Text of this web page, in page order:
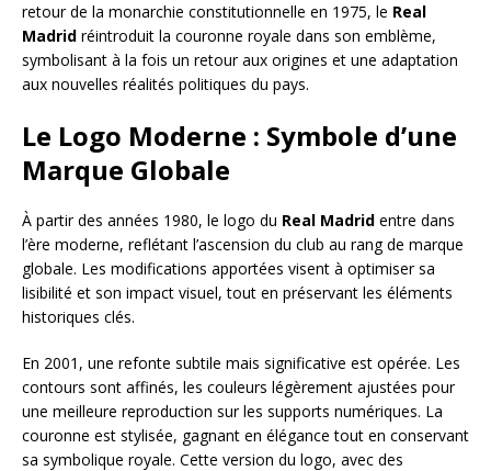
retour de la monarchie constitutionnelle en 1975, le Real
Madrid réintroduit la couronne royale dans son emblème,
symbolisant à la fois un retour aux origines et une adaptation
aux nouvelles réalités politiques du pays.
Le Logo Moderne : Symbole d’une
Marque Globale
À partir des années 1980, le logo du Real Madrid entre dans
l’ère moderne, reflétant l’ascension du club au rang de marque
globale. Les modifications apportées visent à optimiser sa
lisibilité et son impact visuel, tout en préservant les éléments
historiques clés.
En 2001, une refonte subtile mais significative est opérée. Les
contours sont affinés, les couleurs légèrement ajustées pour
une meilleure reproduction sur les supports numériques. La
couronne est stylisée, gagnant en élégance tout en conservant
sa symbolique royale. Cette version du logo, avec des